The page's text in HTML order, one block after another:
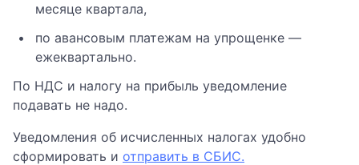
месяце квартала,
по авансовым платежам на упрощенке —
ежеквартально.
По НДС и налогу на прибыль уведомление
подавать не надо.
Уведомления об исчисленных налогах удобно
сформировать и отправить в СБИС.